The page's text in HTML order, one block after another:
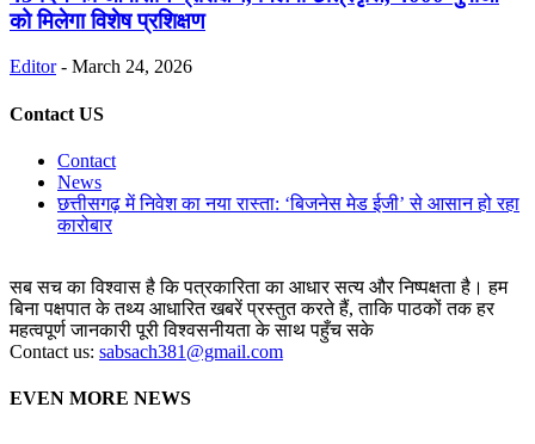
को मिलेगा विशेष प्रशिक्षण
Editor - March 24, 2026
Contact US
Contact
News
छत्तीसगढ़ में निवेश का नया रास्ता: ‘बिजनेस मेड ईजी’ से आसान हो रहा
कारोबार
सब सच का विश्वास है कि पत्रकारिता का आधार सत्य और निष्पक्षता है। हम
बिना पक्षपात के तथ्य आधारित खबरें प्रस्तुत करते हैं, ताकि पाठकों तक हर
महत्वपूर्ण जानकारी पूरी विश्वसनीयता के साथ पहुँच सके
Contact us: sabsach381@gmail.com
EVEN MORE NEWS